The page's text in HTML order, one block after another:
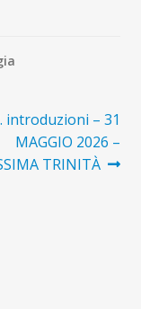
successivo:
introduzioni – 31
MAGGIO 2026 –
TRINITÀ